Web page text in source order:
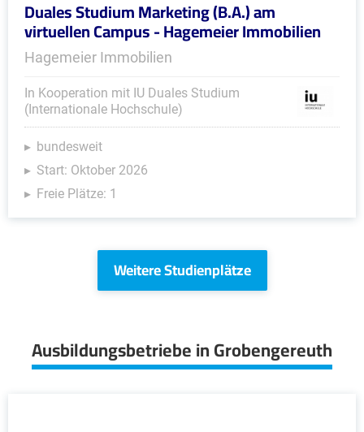
Duales Studium Marketing (B.A.) am
virtuellen Campus - Hagemeier Immobilien
Hagemeier Immobilien
In Kooperation mit IU Duales Studium
(Internationale Hochschule)
bundesweit
Start: Oktober 2026
Freie Plätze: 1
Weitere Studienplätze
Ausbildungsbetriebe in Grobengereuth